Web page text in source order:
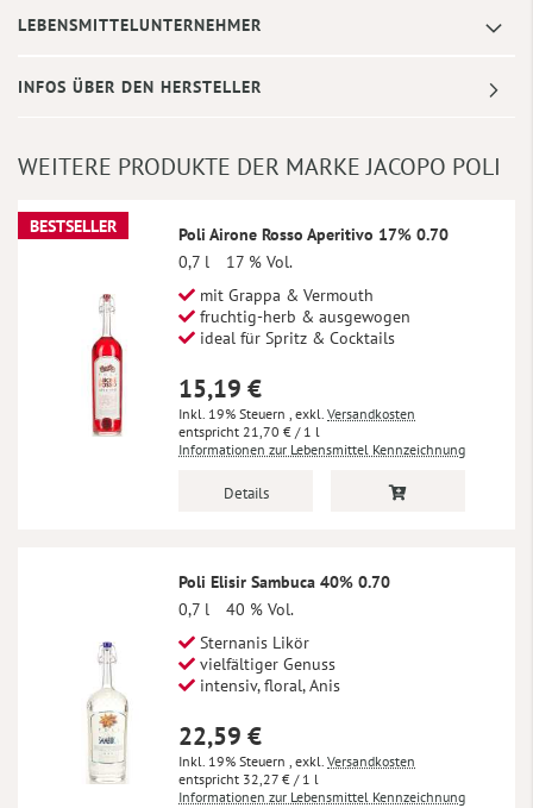
LEBENSMITTELUNTERNEHMER
INFOS ÜBER DEN HERSTELLER
WEITERE PRODUKTE DER MARKE JACOPO POLI
BESTSELLER
Poli Airone Rosso Aperitivo 17% 0.70
0,7 l
17 % Vol.
mit Grappa & Vermouth
fruchtig-herb & ausgewogen
ideal für Spritz & Cocktails
15,19 €
Inkl. 19% Steuern , exkl. Versandkosten
21,70 € / 1 l
Informationen zur Lebensmittel Kennzeichnung
Details
Poli Elisir Sambuca 40% 0.70
0,7 l
40 % Vol.
Sternanis Likör
vielfältiger Genuss
intensiv, floral, Anis
22,59 €
Inkl. 19% Steuern , exkl. Versandkosten
32,27 € / 1 l
Informationen zur Lebensmittel Kennzeichnung